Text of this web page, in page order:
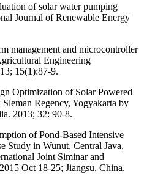
of solar water pumping
Journal of Renewable Energy
management and microcontroller
Engineering
15(1):87-9.
Optimization of Solar Powered
Regency, Yogyakarta by
2013; 32: 90-8.
of Pond-Based Intensive
Study in Wunut, Central Java,
Joint Siminar and
Oct 18-25; Jiangsu, China.